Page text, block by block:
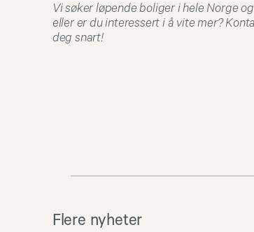
Vi søker løpende boliger i hele Norge
eller er du interessert i å vite mer?
deg snart!
Flere nyheter